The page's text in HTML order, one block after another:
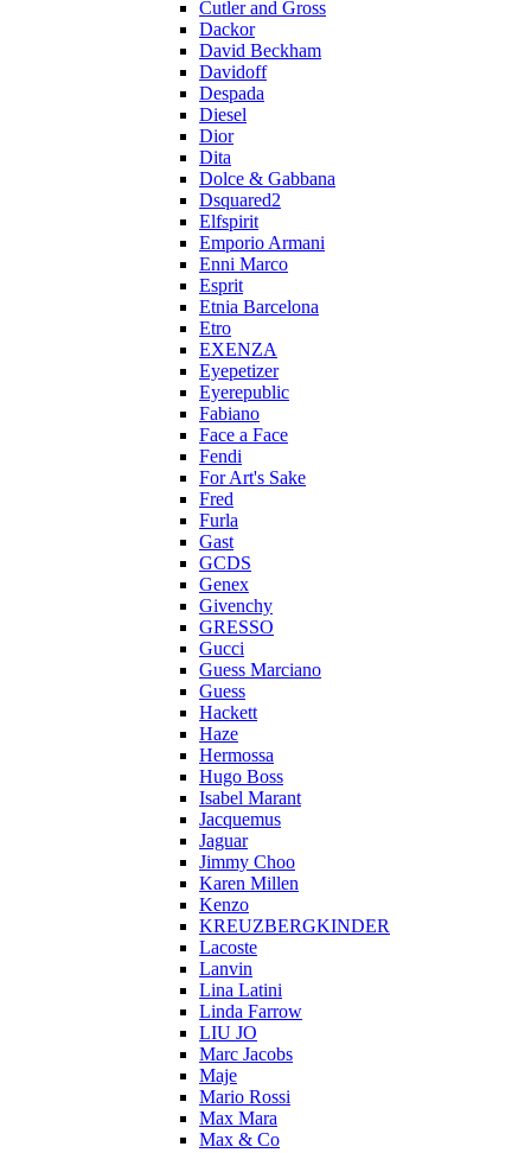
Cutler and Gross
Dackor
David Beckham
Davidoff
Despada
Diesel
Dior
Dita
Dolce & Gabbana
Dsquared2
Elfspirit
Emporio Armani
Enni Marco
Esprit
Etnia Barcelona
Etro
EXENZA
Eyepetizer
Eyerepublic
Fabiano
Face a Face
Fendi
For Art's Sake
Fred
Furla
Gast
GCDS
Genex
Givenchy
GRESSO
Gucci
Guess Marciano
Guess
Hackett
Haze
Hermossa
Hugo Boss
Isabel Marant
Jacquemus
Jaguar
Jimmy Choo
Karen Millen
Kenzo
KREUZBERGKINDER
Lacoste
Lanvin
Lina Latini
Linda Farrow
LIU JO
Marc Jacobs
Maje
Mario Rossi
Max Mara
Max & Co